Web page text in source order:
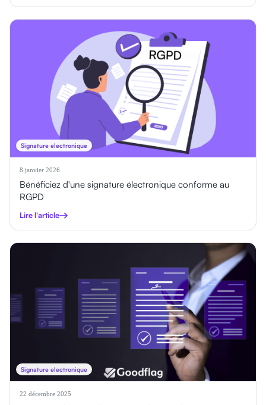
Signature electronique
8 janvier 2026
Bénéficiez d'une signature électronique conforme au
RGPD
Lire l'article
Signature electronique
22 décembre 2025